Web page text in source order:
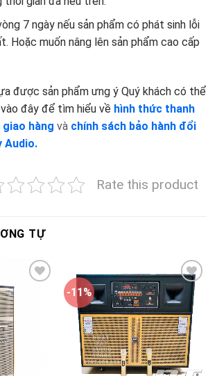
7 ngày nếu sản phẩm có phát sinh lỗi
Hoặc muốn nâng lên sản phẩm cao cấp
được sản phẩm ưng ý Quý khách có thể
đây để tìm hiểu về hình thức thanh
hàng và chính sách bảo hành đổi
Audio.
Rate this product
TỰ
-11%
Add to
wishlist